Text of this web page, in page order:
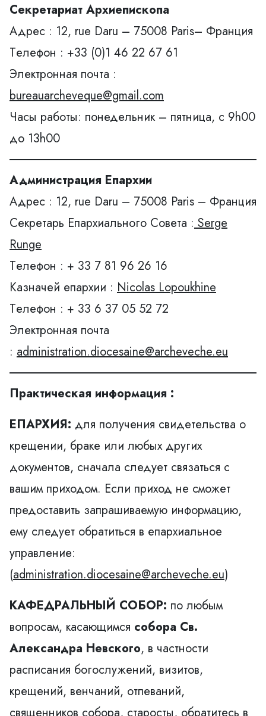
Секретариат Архиепископа
Адрес : 12, rue Daru – 75008 Paris– Франция
Tелефон : +33 (0)1 46 22 67 61
Электронная почта :
bureauarcheveque@gmail.com
Часы работы: понедельник – пятница, с 9h00
до 13h00
Администрация Епархии
Адрес : 12, rue Daru – 75008 Paris – Франция
Секретарь Епархиального Совета : Serge
Runge
Tелефон : + 33 7 81 96 26 16
Казначей епархии : Nicolas Lopoukhine
Tелефон : + 33 6 37 05 52 72
Электронная почта
: administration.diocesaine@archeveche.eu
Практическая информация :
ЕПАРХИЯ: для получения свидетельства о
крещении, браке или любых других
документов, сначала следует связаться с
вашим приходом. Если приход не сможет
предоставить запрашиваемую информацию,
ему следует обратиться в епархиальное
управление:
(administration.diocesaine@archeveche.eu)
КАФЕДРАЛЬНЫЙ СОБОР: по любым
вопросам, касающимся собора Св.
Александра Невского, в частности
расписания богослужений, визитов,
крещений, венчаний, отпеваний,